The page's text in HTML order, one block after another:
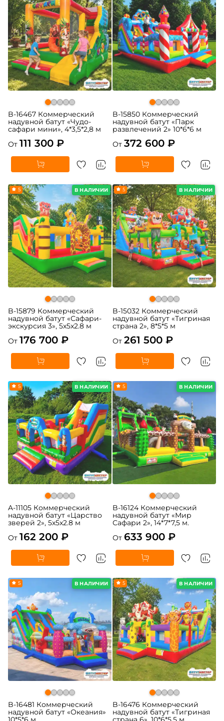
B-16467 Коммерческий
надувной батут «Чудо-
сафари мини», 4*3,5*2,8 м
От 111 300 ₽
B-15850 Коммерческий
надувной батут «Парк
развлечений 2» 10*6*6 м
От 372 600 ₽
В НАЛИЧИИ
5
B-15879 Коммерческий
надувной батут «Сафари-
экскурсия 3», 5x5x2.8 м
От 176 700 ₽
В НАЛИЧИИ
5
B-15032 Коммерческий
надувной батут «Тигриная
страна 2», 8*5*5 м
От 261 500 ₽
В НАЛИЧИИ
5
A-11105 Коммерческий
надувной батут «Царство
зверей 2», 5x5x2.8 м
От 162 200 ₽
В НАЛИЧИИ
5
B-16124 Коммерческий
надувной батут «Мир
Сафари 2», 14*7*7,5 м.
От 633 900 ₽
В НАЛИЧИИ
5
B-16481 Коммерческий
надувной батут «Океания»
В НАЛИЧИИ
5
B-16476 Коммерческий
надувной батут «Тигриная